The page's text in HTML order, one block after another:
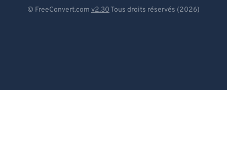
© FreeConvert.com v2.30 Tous droits réservés (2026)